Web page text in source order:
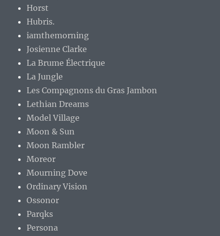
Horst
Hubris.
iamthemorning
Josienne Clarke
La Brume Électrique
La Jungle
Les Compagnons du Gras Jambon
Lethian Dreams
Model Village
Moon & Sun
Moon Rambler
Moreor
Mourning Dove
Ordinary Vision
Ossonor
Parqks
Persona